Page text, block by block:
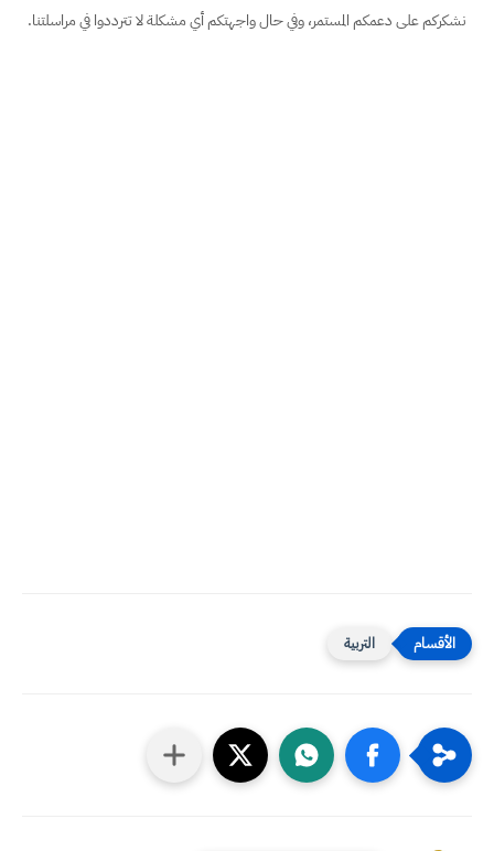
نشكركم على دعمكم المستمر، وفي حال واجهتكم أي مشكلة لا تترددوا في مراسلتنا.
التربية